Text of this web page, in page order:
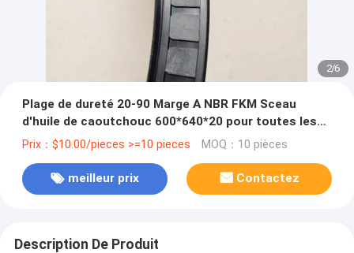
2/6
Plage de dureté 20-90 Marge A NBR FKM Sceau
d'huile de caoutchouc 600*640*20 pour toutes les
industries
Prix：$10.00/pieces >=10 pieces MOQ：10 pièces
meilleur prix Contactez
Description De Produit